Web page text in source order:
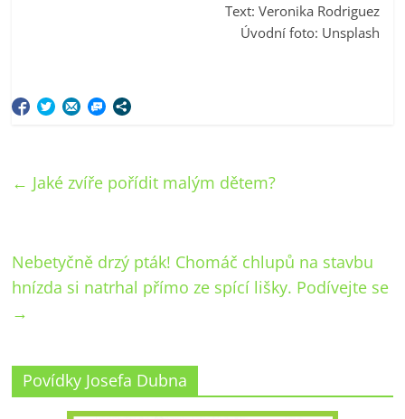
Text: Veronika Rodriguez
Úvodní foto: Unsplash
← Jaké zvíře pořídit malým dětem?
Nebetyčně drzý pták! Chomáč chlupů na stavbu
hnízda si natrhal přímo ze spící lišky. Podívejte se
→
Povídky Josefa Dubna